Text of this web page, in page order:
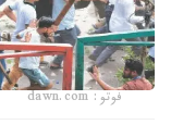
فوتو: dawn.com